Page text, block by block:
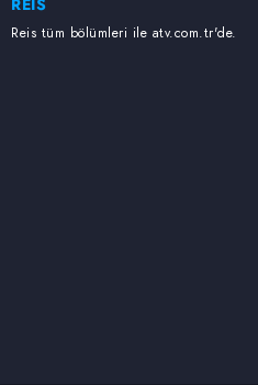
REİS
Reis tüm bölümleri ile atv.com.tr'de.